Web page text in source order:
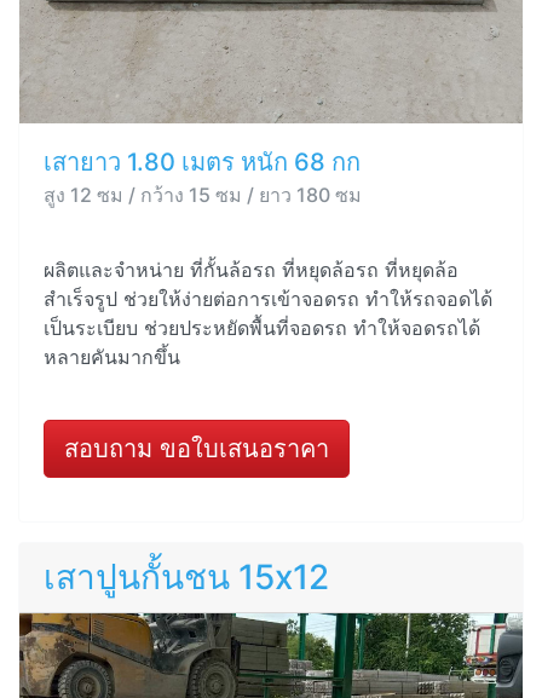
เสายาว 1.80 เมตร หนัก 68 กก
สูง 12 ซม / กว้าง 15 ซม / ยาว 180 ซม
ผลิตและจำหน่าย ที่กั้นล้อรถ ที่หยุดล้อรถ ที่หยุดล้อ
สำเร็จรูป ช่วยให้ง่ายต่อการเข้าจอดรถ ทำให้รถจอดได้
เป็นระเบียบ ช่วยประหยัดพื้นที่จอดรถ ทำให้จอดรถได้
หลายคันมากขึ้น
สอบถาม ขอใบเสนอราคา
เสาปูนกั้นชน 15x12